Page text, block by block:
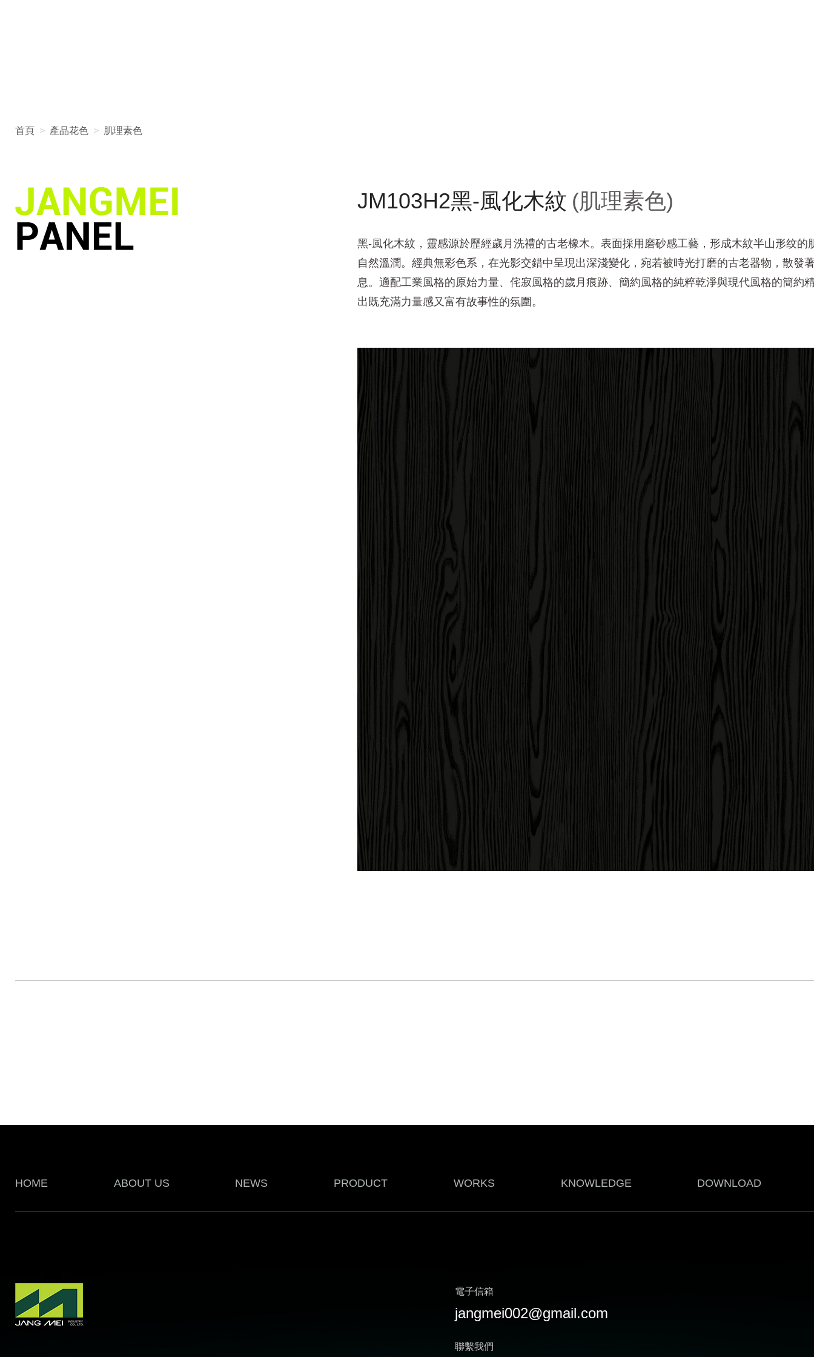
首頁 > 產品花色 > 肌理素色
JM103H2黑-風化木紋 (肌理素色)
黑-風化木紋，靈感源於歷經歲月洗禮的古老橡木。表面採用磨砂感工藝，形成木紋半山形纹的
自然溫潤。經典無彩色系，在光影交錯中呈現出深淺變化，宛若被時光打磨的古老器物，散發
息。適配工業風格的原始力量、侘寂風格的歲月痕跡、簡約風格的純粹乾淨與現代風格的簡約
出既充滿力量感又富有故事性的氛圍。
HOME ABOUT US NEWS PRODUCT WORKS KNOWLEDGE DOWNLOAD
電子信箱
jangmei002@gmail.com
聯繫我們